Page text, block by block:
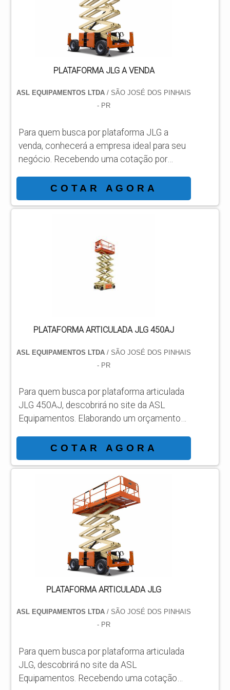
INFORMAÇÕES SOBRE PEÇAS PARA
PLATAFORMA JLG A VENDA
ASL EQUIPAMENTOS LTDA/ SÃO JOSÉ DOS PINHAIS
- PR
Para quem busca por plataforma JLG a
venda, conhecerá a empresa ideal para seu
negócio. Recebendo uma cotação por
conhecendo a sofisticação, qualidade e
preço justo em um só lugar. MAIS
INFORMAÇÕES INTERESSANTES SOBRE
busca por plataforma JLG a venda em uma
empresa comprometida com os serviços,
acha o site da ASL Equipamentos. Uma
empresa com alto know-how em
COTAR AGORA
PLATAFORMA ARTICULADA JLG 450AJ
ASL EQUIPAMENTOS LTDA/ SÃO JOSÉ DOS PINHAIS
- PR
Para quem busca por plataforma articulada
JLG 450AJ, descobrirá no site da ASL
Equipamentos. Elaborando um orçamento
conhecendo a líder da área de atuação.
Quando a temática é plataforma articulada
JLG 450AJ, com a ASL Equipamentos
atingirá eficiência com comprometimento
com os resultados dos clientes.
DIFERENCIAIS IMPORTANTES DE
PLATAFORMA ARTICULADA JLG 450AJ
Há muitas maneiras eficientes de...
COTAR AGORA
PLATAFORMA ARTICULADA JLG
ASL EQUIPAMENTOS LTDA/ SÃO JOSÉ DOS PINHAIS
- PR
Para quem busca por plataforma articulada
JLG, descobrirá no site da ASL
Equipamentos. Recebendo uma cotação